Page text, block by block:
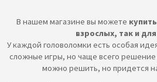
В нашем магазине вы можете
взрослых, так и
У каждой головоломки есть особая
сложные игры, но чаще всего решение
можно решить, но придется